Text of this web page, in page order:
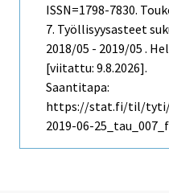
ISSN=1798-7830.
7. Työllisyysasteet
2018/05 - 2019/05 .
[viitattu: 9.8.2026].
Saantitapa:
https://stat.fi/til/tyti/
2019-06-